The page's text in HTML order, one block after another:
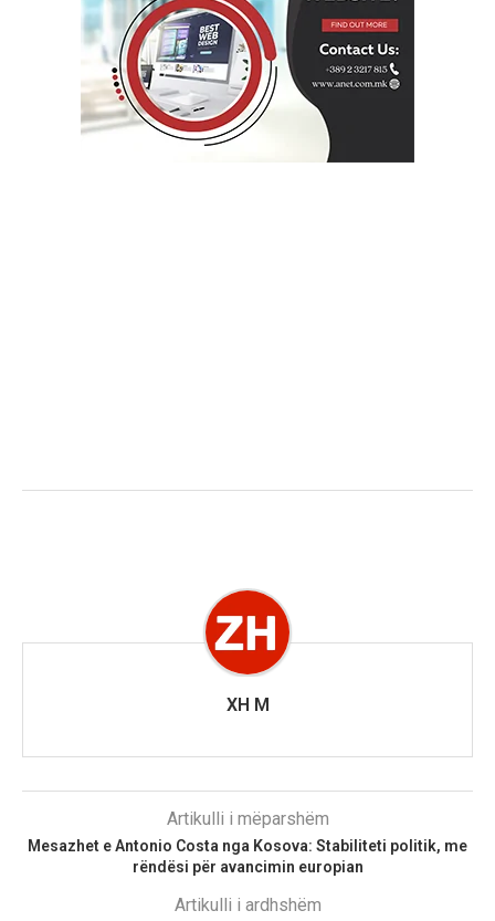
XH M
Artikulli i mëparshëm
Mesazhet e Antonio Costa nga Kosova: Stabiliteti politik, me
rëndësi për avancimin europian
Artikulli i ardhshëm